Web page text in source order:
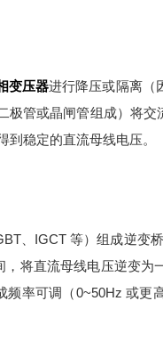
变压器进行降压或隔离（
极管或晶闸管组成）将交
到稳定的直流母线电压。
、IGCT 等）组成逆变
，将直流母线电压逆变为
率可调（0~50Hz 或更